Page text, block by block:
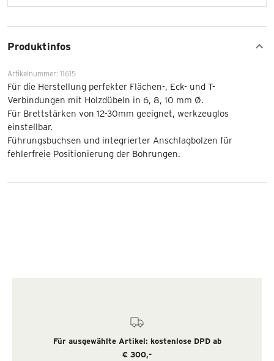
Produktinfos
Artikelnummer: 11615
Für die Herstellung perfekter Flächen-, Eck- und T-
Verbindungen mit Holzdübeln in 6, 8, 10 mm Ø.
Für Brettstärken von 12-30mm geeignet, werkzeuglos
einstellbar.
Führungsbuchsen und integrierter Anschlagbolzen für
fehlerfreie Positionierung der Bohrungen.
Für ausgewählte Artikel: kostenlose DPD ab
€ 300,-